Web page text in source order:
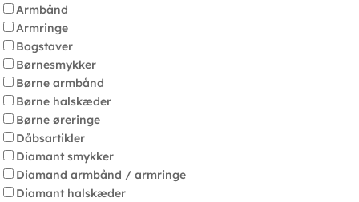
Armbånd
Armringe
Bogstaver
Børnesmykker
Børne armbånd
Børne halskæder
Børne øreringe
Dåbsartikler
Diamant smykker
Diamand armbånd / armringe
Diamant halskæder